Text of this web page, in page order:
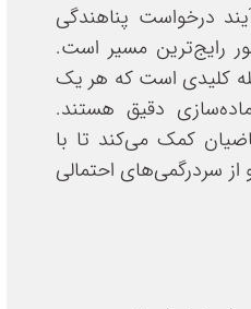
درخواست پناهندگی
رایج‌ترین مسیر است.
کلیدی است که هر یک
دقیق هستند.
کمک می‌کند تا با
سردرگمی‌های احتمالی